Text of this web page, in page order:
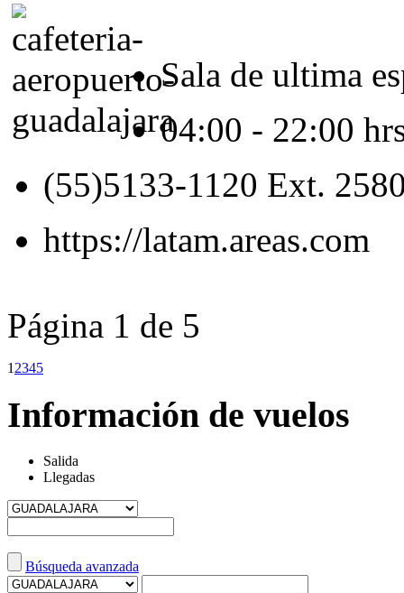
Sala de ultima
04:00 - 22:00
(55)5133-1120 Ext.
https://latam.areas.com
Página 1 de 5
1 2345
Información de vuelos
Salida
Llegadas
Búsqueda avanzada